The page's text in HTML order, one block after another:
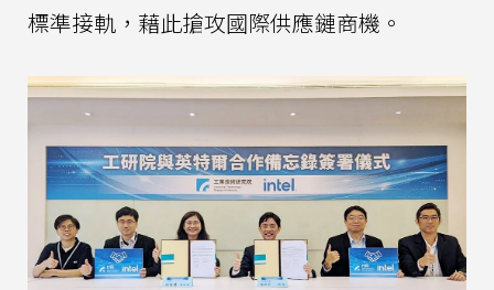
標準接軌，藉此搶攻國際供應鏈商機。